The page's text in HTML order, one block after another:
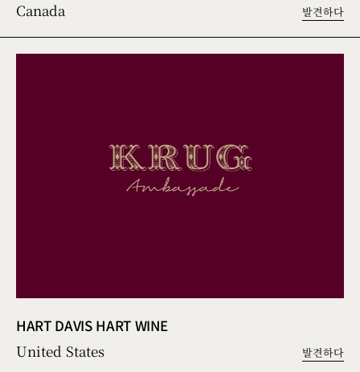
Canada 발견하다
HART DAVIS HART WINE
United States 발견하다